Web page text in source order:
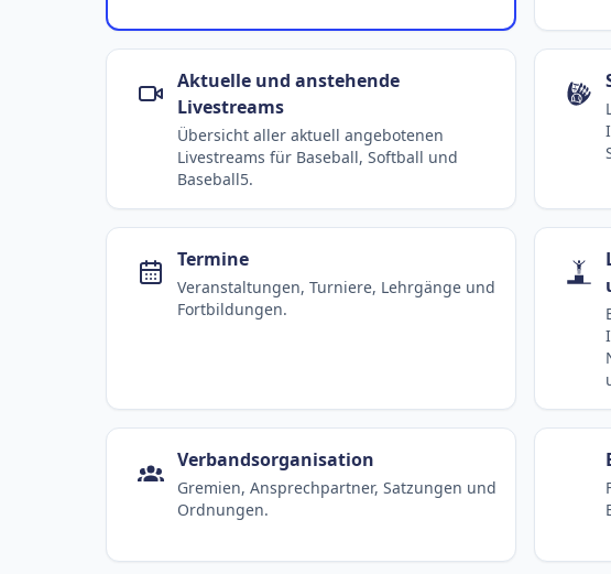
Aktuelle und anstehende
Livestreams
Übersicht aller aktuell angebotenen
Livestreams für Baseball, Softball und
Baseball5.
Termine
Veranstaltungen, Turniere, Lehrgänge und
Fortbildungen.
Verbandsorganisation
Gremien, Ansprechpartner, Satzungen und
Ordnungen.